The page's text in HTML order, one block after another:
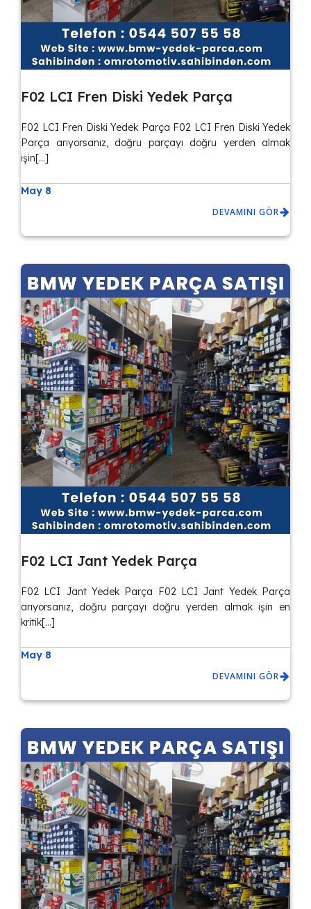
F02 LCI Fren Diski Yedek Parça
F02 LCI Fren Diski Yedek Parça F02 LCI Fren Diski Yedek
Parça arıyorsanız, doğru parçayı doğru yerden almak
işin[…]
May 8
DEVAMINI GÖR
F02 LCI Jant Yedek Parça
F02 LCI Jant Yedek Parça F02 LCI Jant Yedek Parça
arıyorsanız, doğru parçayı doğru yerden almak işin en
kritik[…]
May 8
DEVAMINI GÖR